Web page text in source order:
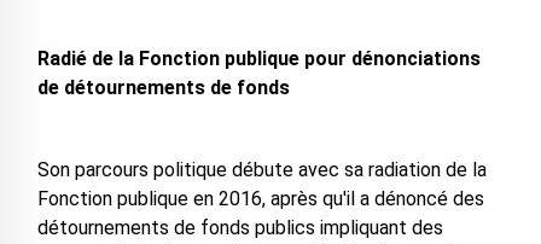
Radié de la Fonction publique pour dénonciations
de détournements de fonds
Son parcours politique débute avec sa radiation de la
Fonction publique en 2016, après qu'il a dénoncé des
détournements de fonds publics impliquant des